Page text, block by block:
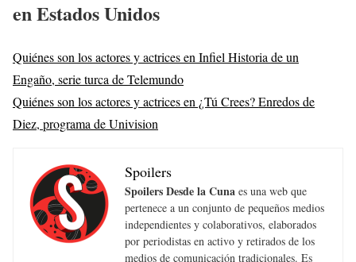
en Estados Unidos
Quiénes son los actores y actrices en Infiel Historia de un
Engaño, serie turca de Telemundo
Quiénes son los actores y actrices en ¿Tú Crees? Enredos de
Diez, programa de Univision
Spoilers
Spoilers Desde la Cuna es una web que
pertenece a un conjunto de pequeños medios
independientes y colaborativos, elaborados
por periodistas en activo y retirados de los
medios de comunicación tradicionales. Es